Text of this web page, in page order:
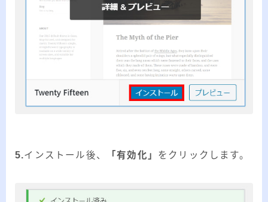
5.インストール後、 「有効化」 をクリックします。